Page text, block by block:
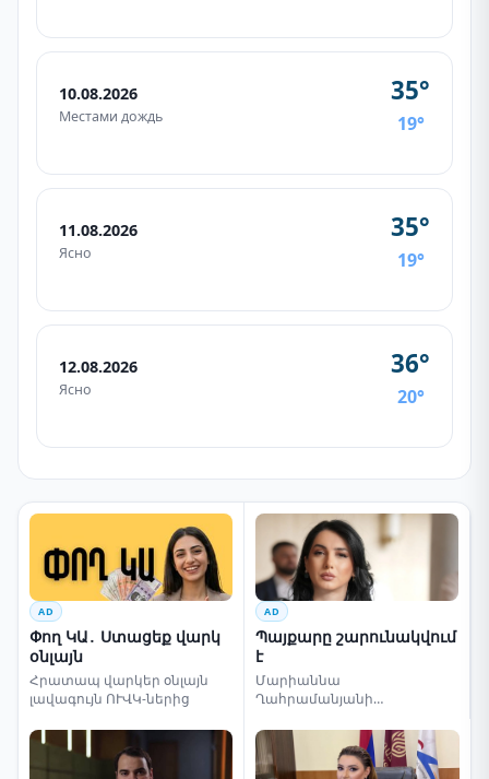
10.08.2026
Местами дождь
35°
19°
11.08.2026
Ясно
35°
19°
12.08.2026
Ясно
36°
20°
AD
Փող ԿԱ․ Ստացեք վարկ
օնլայն
Հրատապ վարկեր օնլայն
լավագույն ՈՒՎԿ-ներից
AD
Պայքարը շարունակվում
է
Մարիաննա
Ղահրամանյանի